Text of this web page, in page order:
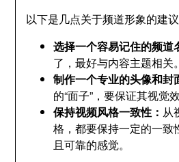
以下是几点关于频道形象的建议
选择一个容易记住的频道
了，最好与内容主题相关。
制作一个专业的头像和封
的“面子”，要保证其视觉
保持视频风格一致性： 从
格，都要保持一定的一致
且可靠的感觉。